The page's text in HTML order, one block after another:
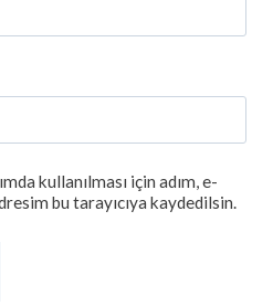
kullanılması için adım, e-
bu tarayıcıya kaydedilsin.